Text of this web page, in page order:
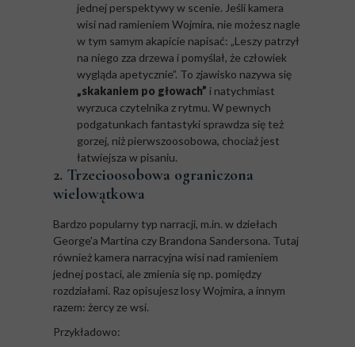
jednej perspektywy w scenie. Jeśli kamera
wisi nad ramieniem Wojmira, nie możesz nagle
w tym samym akapicie napisać: „Leszy patrzył
na niego zza drzewa i pomyślał, że człowiek
wygląda apetycznie”. To zjawisko nazywa się
„skakaniem po głowach” i natychmiast
wyrzuca czytelnika z rytmu. W pewnych
podgatunkach fantastyki sprawdza się też
gorzej, niż pierwszoosobowa, chociaż jest
łatwiejsza w pisaniu.
2. Trzecioosobowa ograniczona
wielowątkowa
Bardzo popularny typ narracji, m.in. w dziełach
George'a Martina czy Brandona Sandersona. Tutaj
również kamera narracyjna wisi nad ramieniem
jednej postaci, ale zmienia się np. pomiędzy
rozdziałami. Raz opisujesz losy Wojmira, a innym
razem: żercy ze wsi.
Przykładowo: